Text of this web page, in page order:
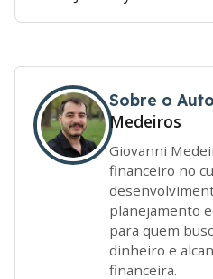
Sobre o
Medeiros
Giovanni
financeiro no
planejamento
para quem
dinheiro e
financeira.